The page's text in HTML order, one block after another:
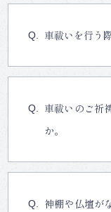
車祓いを行う
車祓いのご祈
か。
神棚や仏壇が